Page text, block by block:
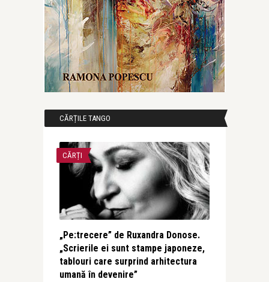
CĂRȚILE TANGO
CĂRȚI
„Pe:trecere” de Ruxandra Donose.
„Scrierile ei sunt stampe japoneze,
tablouri care surprind arhitectura
umană în devenire”